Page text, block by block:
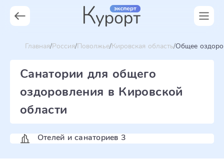
Главная Россия Поволжье Кировская область Общее
Санатории для общего
оздоровления в Кировской
области
Отелей и санаториев 3